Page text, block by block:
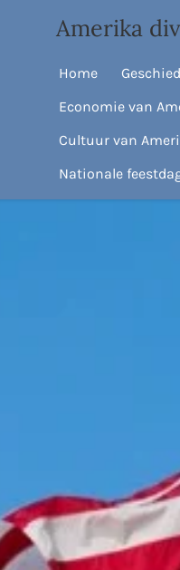
Amerika
Home
Economie van
Cultuur van
Nationale